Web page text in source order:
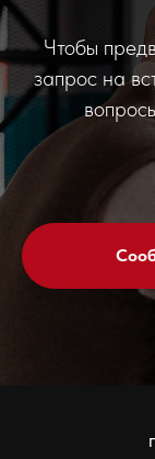
Чтобы
запрос на